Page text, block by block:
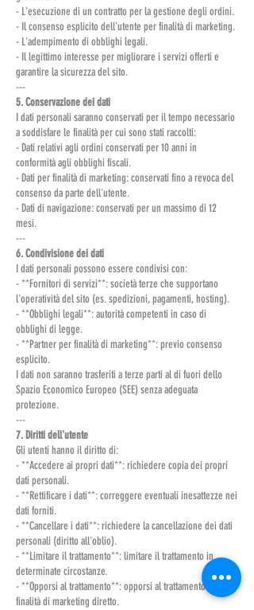
- L'esecuzione di un contratto per la gestione degli ordini.
- Il consenso esplicito dell'utente per finalità di marketing.
- L'adempimento di obblighi legali.
- Il legittimo interesse per migliorare i servizi offerti e
garantire la sicurezza del sito.
---
5. Conservazione dei dati
I dati personali saranno conservati per il tempo necessario
a soddisfare le finalità per cui sono stati raccolti:
- Dati relativi agli ordini conservati per 10 anni in
conformità agli obblighi fiscali.
- Dati per finalità di marketing: conservati fino a revoca del
consenso da parte dell'utente.
- Dati di navigazione: conservati per un massimo di 12
mesi.
---
6. Condivisione dei dati
I dati personali possono essere condivisi con:
- **Fornitori di servizi**: società terze che supportano
l'operatività del sito (es. spedizioni, pagamenti, hosting).
- **Obblighi legali**: autorità competenti in caso di
obblighi di legge.
- **Partner per finalità di marketing**: previo consenso
esplicito.
I dati non saranno trasferiti a terze parti al di fuori dello
Spazio Economico Europeo (SEE) senza adeguata
protezione.
---
7. Diritti dell'utente
Gli utenti hanno il diritto di:
- **Accedere ai propri dati**: richiedere copia dei propri
dati personali.
- **Rettificare i dati**: correggere eventuali inesattezze nei
dati forniti.
- **Cancellare i dati**: richiedere la cancellazione dei dati
personali (diritto all'oblio).
- **Limitare il trattamento**: limitare il trattamento in
determinate circostanze.
- **Opporsi al trattamento**: opporsi al trattamento per
finalità di marketing diretto.